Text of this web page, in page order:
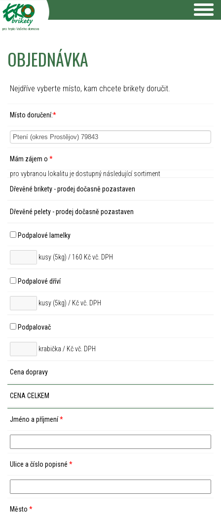
pro teplo Vašeho domova
OBJEDNÁVKA
Nejdříve vyberte místo, kam chcete brikety doručit.
Místo doručení:*
Mám zájem o *
pro vybranou lokalitu je dostupný následující sortiment
Dřevěné brikety - prodej dočasně pozastaven
Dřevěné pelety - prodej dočasně pozastaven
Podpalové lamelky
kusy (5kg) / 160 Kč vč. DPH
Podpalové dříví
kusy (5kg) / Kč vč. DPH
Podpalovač
krabička / Kč vč. DPH
Cena dopravy
CENA CELKEM
Jméno a příjmení*
Ulice a číslo popisné *
Město *